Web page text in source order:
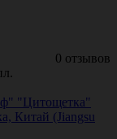
0 отзывов
"Цитощетка"
Китай (Jiangsu